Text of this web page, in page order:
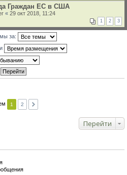
Граждан ЕС в США
« 29 окт 2018, 11:24
1 2 3
за:
1 2
Перейти